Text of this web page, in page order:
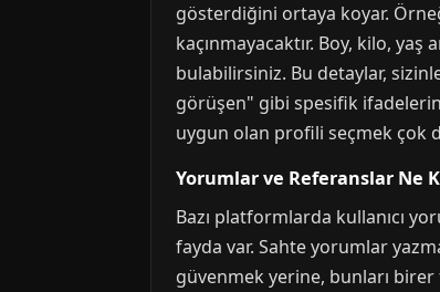
gösterdiğini ortaya koyar.
kaçınmayacaktır. Boy, kilo,
bulabilirsiniz. Bu detaylar,
görüşen" gibi spesifik
uygun olan profili seçmek çok
Yorumlar ve Referanslar Ne
Bazı platformlarda kullanıcı
fayda var. Sahte yorumlar
güvenmek yerine, bunları birer